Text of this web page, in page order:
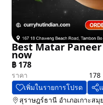
Best Matar
now
฿ 178
ราคา
178
เพิ่มในรายการโปรด
สุราษฎร์ธานี อำเภอเกาะสมุย